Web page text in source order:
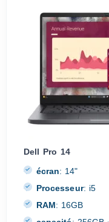
Dell Pro 14
écran: 14"
Processeur: i5
RAM: 16GB